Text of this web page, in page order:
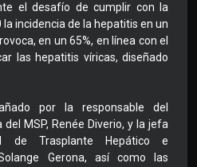
el desafío de cumplir con la
incidencia de la hepatitis en un
en un 65%, en línea con el
las hepatitis víricas, diseñado
por la responsable del
del MSP, Renée Diverio, y la jefa
de Trasplante Hepático e
Gerona, así como las